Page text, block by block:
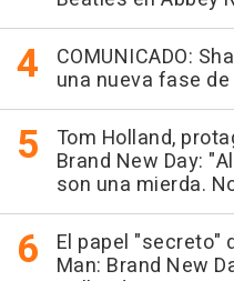
COMUNICADO:
una nueva fase
Tom Holland,
Brand New Day:
son una mierda.
El papel "secreto"
Man: Brand New